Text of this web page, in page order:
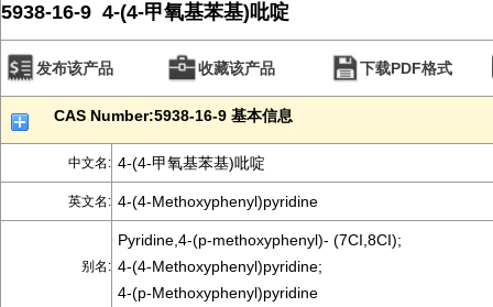
5938-16-9 4-(4-甲氧基苯基)吡啶
发布该产品 收藏该产品 下载PDF格式
CAS Number:5938-16-9 基本信息
中文名: 4-(4-甲氧基苯基)吡啶
英文名: 4-(4-Methoxyphenyl)pyridine
别名:
Pyridine,4-(p-methoxyphenyl)- (7CI,8CI);
4-(4-Methoxyphenyl)pyridine;
4-(p-Methoxyphenyl)pyridine